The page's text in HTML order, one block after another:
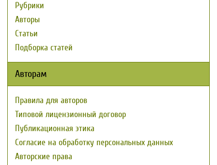
Рубрики
Авторы
Статьи
Подборка статей
Авторам
Правила для авторов
Типовой лицензионный договор
Публикационная этика
Согласие на обработку персональных данных
Авторские права